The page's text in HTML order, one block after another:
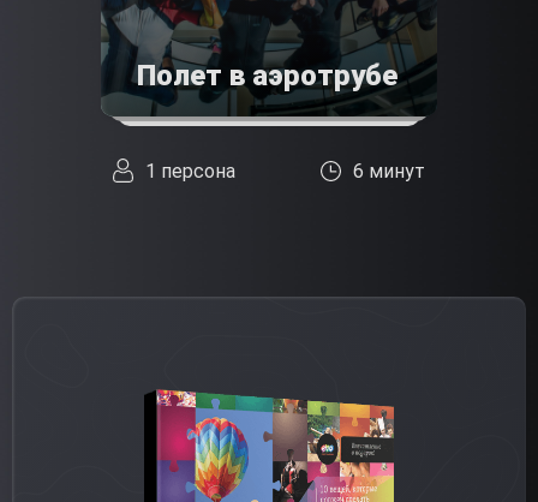
Полет в аэротрубе
1 персона 6 минут